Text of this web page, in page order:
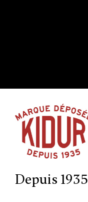
Depuis 1935